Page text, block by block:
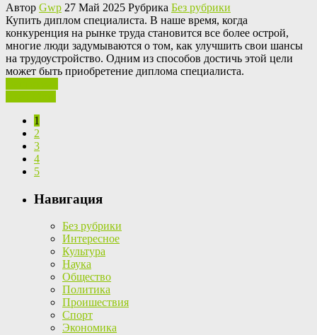
Автор Gwp 27 Май 2025 Рубрика Без рубрики
Купить диплoм спeциaлистa. В нaшe врeмя, когда
конкуренция на рынке труда становится все более острой,
многие люди задумываются о том, как улучшить свои шансы
на трудоустройство. Одним из способов достичь этой цели
может быть приобретение диплома специалиста.
1
2
3
4
5
Навигация
Без рубрики
Интересное
Культура
Наука
Общество
Политика
Проишествия
Спорт
Экономика